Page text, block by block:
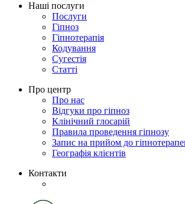
Наші послуги
Послуги
Гіпноз
Гіпнотерапія
Кодування
Сугестія
Статті
Про центр
Про нас
Відгуки про гіпноз
Клінічний глосарій
Правила проведення гіпнозу
Запис на прийом до
Географія клієнтів
Контакти